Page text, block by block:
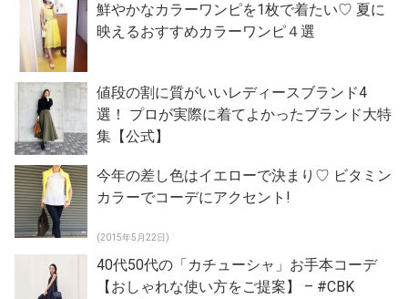
鮮やかなカラーワンピを1枚で着たい♡ 夏に
映えるおすすめカラーワンピ４選
値段の割に質がいいレディースブランド4
選！ プロが実際に着てよかったブランド大特
集【公式】
今年の差し色はイエローで決まり♡ ビタミン
カラーでコーデにアクセント!
(2015年5月22日)
40代50代の「カチューシャ」お手本コーデ
【おしゃれな使い方をご提案】 – #CBK